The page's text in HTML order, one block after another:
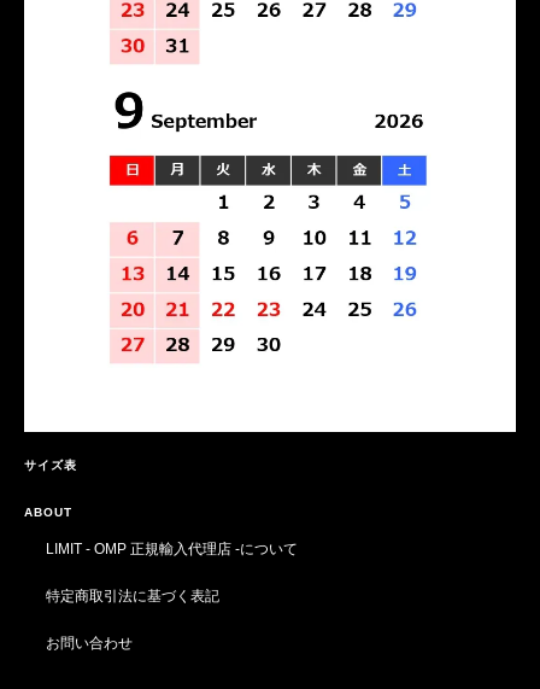
サイズ表
ABOUT
LIMIT - OMP 正規輸入代理店 -について
特定商取引法に基づく表記
お問い合わせ